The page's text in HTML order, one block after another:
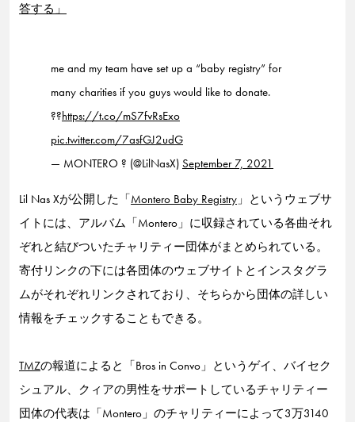
答する」
me and my team have set up a “baby registry” for
many charities if you guys would like to donate.
??https://t.co/mS7fvRsExo
pic.twitter.com/7asfGJ2udG
— MONTERO ? (@LilNasX) September 7, 2021
Lil Nas Xが公開した「Montero Baby Registry」というウェブサ
イトには、アルバム「Montero」に収録されている各曲それ
ぞれと結びついたチャリティー団体がまとめられている。
寄付リンクの下には各団体のウェブサイトとインスタグラ
ムがそれぞれリンクされており、そちらから団体の詳しい
情報をチェックすることもできる。
TMZの報道によると「Bros in Convo」というゲイ、バイセク
シュアル、クィアの男性をサポートしているチャリティー
団体の代表は「Montero」のチャリティーによって3万3140